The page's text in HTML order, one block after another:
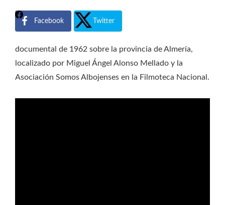
Facebook Twitter
documental de 1962 sobre la provincia de Almería,
localizado por Miguel Ángel Alonso Mellado y la
Asociación Somos Albojenses en la Filmoteca Nacional.